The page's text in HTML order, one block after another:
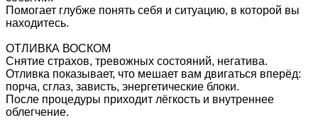
Помогает глубже понять себя и ситуацию, в которой вы
находитесь.
ОТЛИВКА ВОСКОМ
Снятие страхов, тревожных состояний, негатива.
Отливка показывает, что мешает вам двигаться вперёд:
порча, сглаз, зависть, энергетические блоки.
После процедуры приходит лёгкость и внутреннее
облегчение.